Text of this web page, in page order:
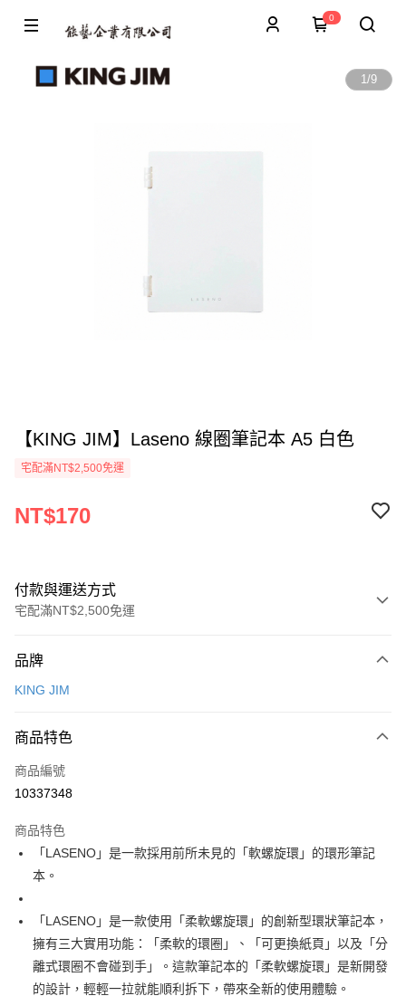
0
1/9
【KING JIM】Laseno 線圈筆記本 A5 白色
宅配滿NT$2,500免運
NT$170
付款與運送方式
宅配滿NT$2,500免運
信用卡一次付款
街口支付
悠遊付
運送方式
下單前請先詢問庫存
每筆NT$130，滿NT$2,500(含以上)免運費
品牌
KING JIM
商品特色
商品編號
10337348
商品特色
「LASENO」是一款採用前所未見的「軟螺旋環」的環形筆記
本。
「LASENO」是一款使用「柔軟螺旋環」的創新型環狀筆記本，
擁有三大實用功能：「柔軟的環圈」、「可更換紙頁」以及「分
離式環圈不會碰到手」。這款筆記本的「柔軟螺旋環」是新開發
的設計，輕輕一拉就能順利拆下，帶來全新的使用體驗。